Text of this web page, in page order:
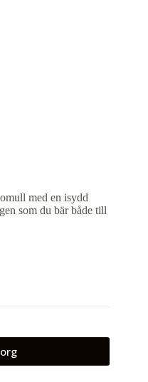
med en isydd
som du bär både till